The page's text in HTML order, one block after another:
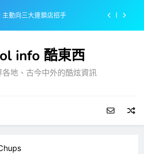
動向三大連鎖店招手
的醬油瓶 市佔率第一的龜甲萬廣告
髮式
info 酷東西
各地、古今中外的酷炫資訊